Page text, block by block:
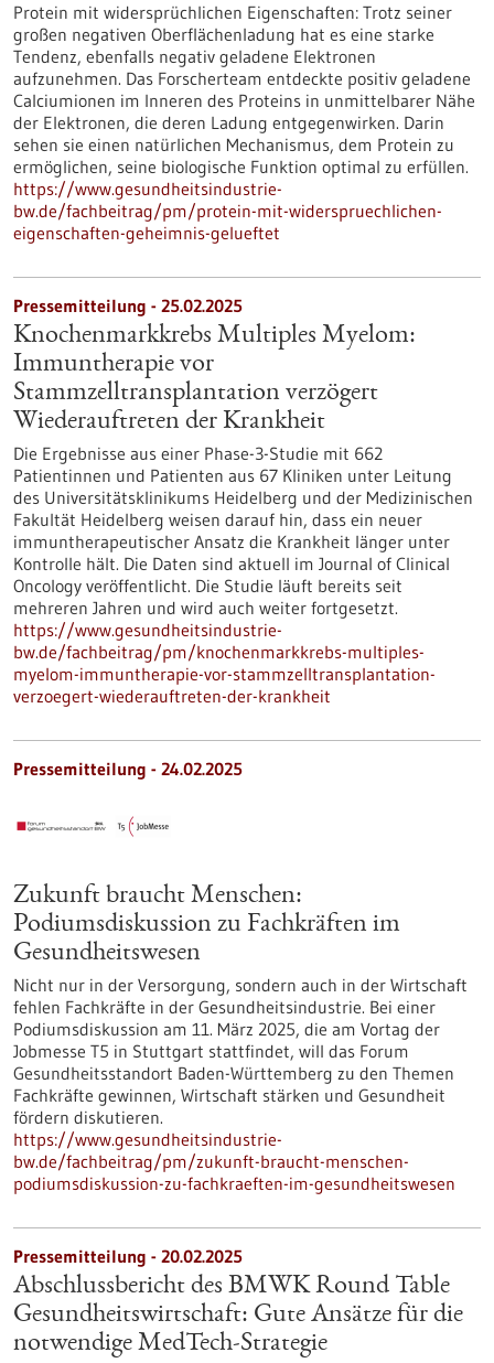
Protein mit widersprüchlichen Eigenschaften: Trotz seiner
großen negativen Oberflächenladung hat es eine starke
Tendenz, ebenfalls negativ geladene Elektronen
aufzunehmen. Das Forscherteam entdeckte positiv geladene
Calciumionen im Inneren des Proteins in unmittelbarer Nähe
der Elektronen, die deren Ladung entgegenwirken. Darin
sehen sie einen natürlichen Mechanismus, dem Protein zu
ermöglichen, seine biologische Funktion optimal zu erfüllen.
https://www.gesundheitsindustrie-
bw.de/fachbeitrag/pm/protein-mit-widerspruechlichen-
eigenschaften-geheimnis-gelueftet
Pressemitteilung - 25.02.2025
Knochenmarkkrebs Multiples Myelom:
Immuntherapie vor
Stammzelltransplantation verzögert
Wiederauftreten der Krankheit
Die Ergebnisse aus einer Phase-3-Studie mit 662
Patientinnen und Patienten aus 67 Kliniken unter Leitung
des Universitätsklinikums Heidelberg und der Medizinischen
Fakultät Heidelberg weisen darauf hin, dass ein neuer
immuntherapeutischer Ansatz die Krankheit länger unter
Kontrolle hält. Die Daten sind aktuell im Journal of Clinical
Oncology veröffentlicht. Die Studie läuft bereits seit
mehreren Jahren und wird auch weiter fortgesetzt.
https://www.gesundheitsindustrie-
bw.de/fachbeitrag/pm/knochenmarkkrebs-multiples-
myelom-immuntherapie-vor-stammzelltransplantation-
verzoegert-wiederauftreten-der-krankheit
Pressemitteilung - 24.02.2025
Zukunft braucht Menschen:
Podiumsdiskussion zu Fachkräften im
Gesundheitswesen
Nicht nur in der Versorgung, sondern auch in der Wirtschaft
fehlen Fachkräfte in der Gesundheitsindustrie. Bei einer
Podiumsdiskussion am 11. März 2025, die am Vortag der
Jobmesse T5 in Stuttgart stattfindet, will das Forum
Gesundheitsstandort Baden-Württemberg zu den Themen
Fachkräfte gewinnen, Wirtschaft stärken und Gesundheit
fördern diskutieren.
https://www.gesundheitsindustrie-
bw.de/fachbeitrag/pm/zukunft-braucht-menschen-
podiumsdiskussion-zu-fachkraeften-im-gesundheitswesen
Pressemitteilung - 20.02.2025
Abschlussbericht des BMWK Round Table
Gesundheitswirtschaft: Gute Ansätze für die
notwendige MedTech-Strategie